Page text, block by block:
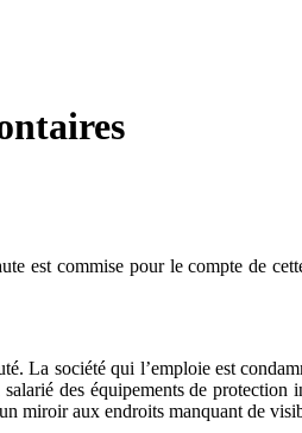
est commise pour le compte de
La société qui l’emploie est
des équipements de protection
miroir aux endroits manquant de